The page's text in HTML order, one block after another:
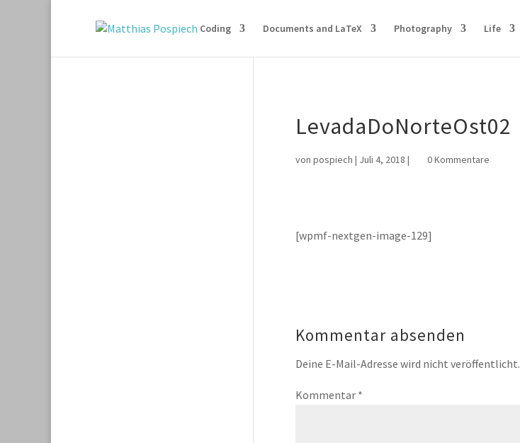
Coding Documents and LaTeX Photography Life
LevadaDoNorteOst02
von pospiech | Juli 4, 2018 | 0 Kommentare
[wpmf-nextgen-image-129]
Kommentar absenden
Deine E-Mail-Adresse wird nicht veröffentlicht.
Kommentar *